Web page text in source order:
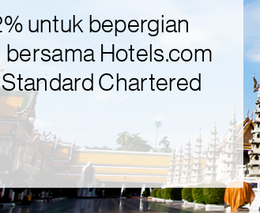
untuk bepergian
Hotels.com
Chartered